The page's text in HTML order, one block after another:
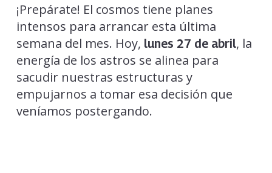
¡Prepárate! El cosmos tiene planes
intensos para arrancar esta última
semana del mes. Hoy, lunes 27 de abril, la
energía de los astros se alinea para
sacudir nuestras estructuras y
empujarnos a tomar esa decisión que
veníamos postergando.